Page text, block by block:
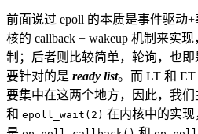
前面说过 epoll 的本质是事件驱动
核的 callback + wakeup 机制来实
制；后者则比较简单，轮询，也
要针对的是 ready list。而 LT 和
要集中在这两个地方，因此，我们
和 epoll_wait(2) 在内核中的实